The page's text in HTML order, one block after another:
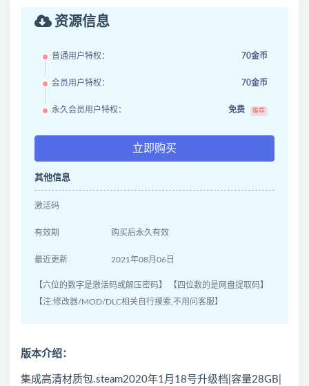
资源信息
普通用户特权： 70金币
会员用户特权： 70金币
永久会员用户特权： 免费 推荐
立即购买
其他信息
激活码
有效期 购买后永久有效
最近更新 2021年08月06日
【六位的数字是激活码或解压密码】 【四位数的是网盘提取码】
【注:修改器/MOD/DLC相关自行摸索,不用问客服】
版本介绍：
集成高清材质包.steam2020年1月18号升级档|容量28GB|